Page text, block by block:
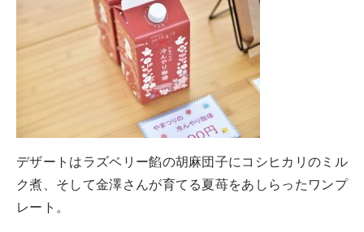
デザートはラズベリー餡の胡麻団子にコシヒカリのミル
ク煮、そして金澤さんが育てる夏苺をあしらったワンプ
レート。